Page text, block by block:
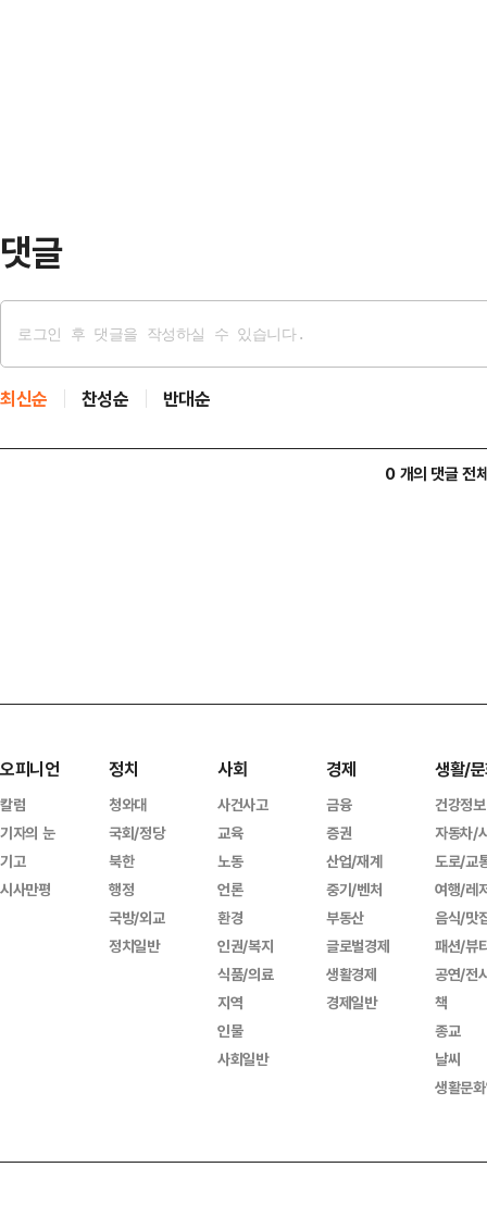
댓글
최신순 찬성순 반대순
0 개의 댓글 전
오피니언
칼럼
기자의 눈
기고
시사만평
정치
청와대
국회/정당
북한
행정
국방/외교
정치일반
사회
사건사고
교육
노동
언론
환경
인권/복지
식품/의료
지역
인물
사회일반
경제
금융
증권
산업/재계
중기/벤처
부동산
글로벌경제
생활경제
경제일반
생활/
건강정보
자동차/
도로/교
여행/레
음식/맛
패션/뷰
공연/전
책
종교
날씨
생활문